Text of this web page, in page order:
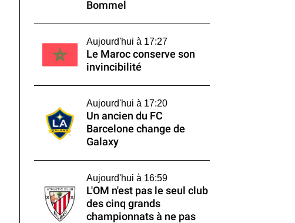
Bommel
Aujourd'hui à 17:27
Le Maroc conserve son
invincibilité
Aujourd'hui à 17:20
Un ancien du FC
Barcelone change de
Galaxy
Aujourd'hui à 16:59
L'OM n'est pas le seul club
des cinq grands
championnats à ne pas